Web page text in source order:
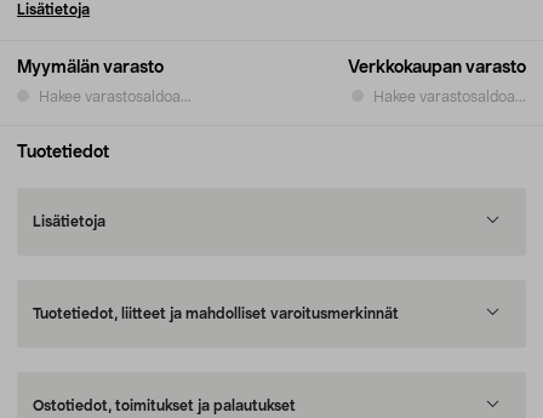
Myymälän varasto
Hakee varastosaldoa...
Verkkokaupan varasto
Hakee varastosaldoa...
Lisätietoja
Tuotetiedot
Lisätietoja
Tuotetiedot, liitteet ja mahdolliset varoitusmerkinnät
Ostotiedot, toimitukset ja palautukset